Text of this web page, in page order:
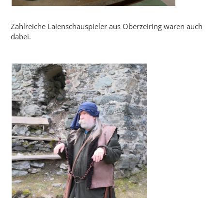
Zahlreiche Laienschauspieler aus Oberzeiring waren auch
dabei.